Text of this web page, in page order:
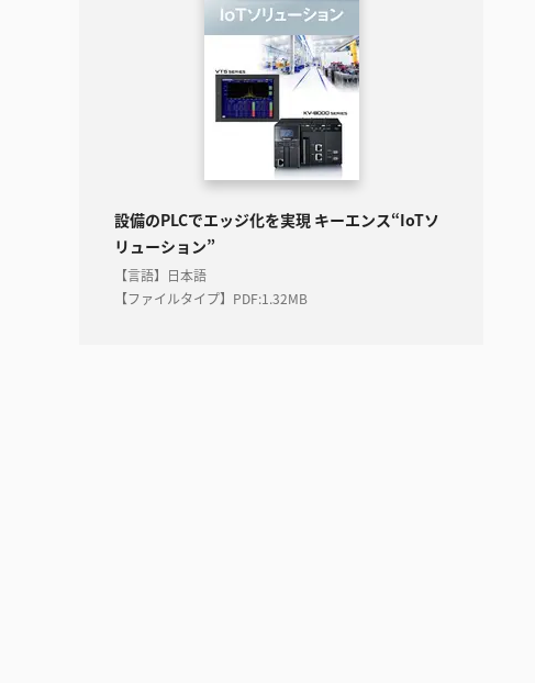
設備のPLCでエッジ化を実現 キーエンス“IoTソ
リューション”
【言語】日本語
【ファイルタイプ】PDF:1.32MB